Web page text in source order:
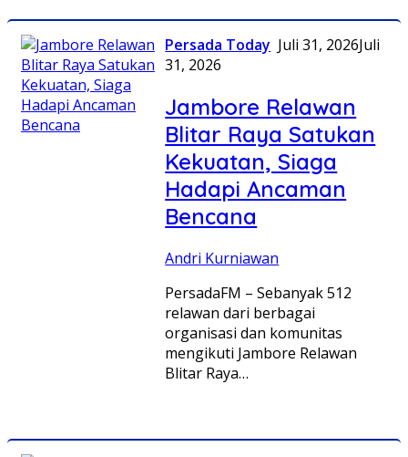
Persada Today Juli 31, 2026Juli
31, 2026
Jambore Relawan
Blitar Raya Satukan
Kekuatan, Siaga
Hadapi Ancaman
Bencana
Andri Kurniawan
PersadaFM – Sebanyak 512
relawan dari berbagai
organisasi dan komunitas
mengikuti Jambore Relawan
Blitar Raya…